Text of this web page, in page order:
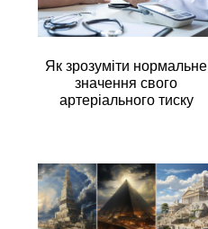
Як зрозуміти нормальне
значення свого
артеріального тиску